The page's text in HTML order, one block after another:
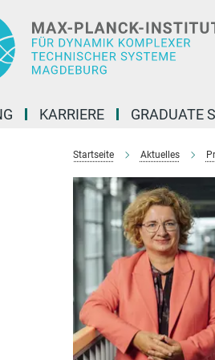
KARRIERE GRADUATE
Startseite Aktuelles